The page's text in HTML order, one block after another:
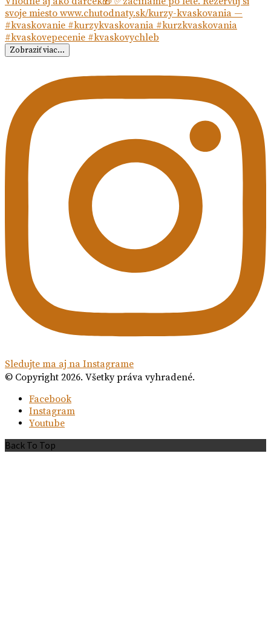
Zobraziť viac...
Sledujte ma aj na Instagrame
© Copyright 2026. Všetky práva vyhradené.
Facebook
Instagram
Youtube
Back To Top